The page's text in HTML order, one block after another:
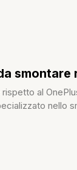
smontare
al
nello